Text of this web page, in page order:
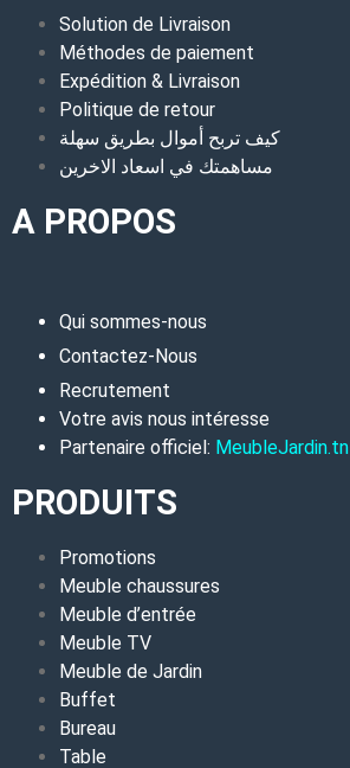
Solution de Livraison
Méthodes de paiement
Expédition & Livraison
Politique de retour
كيف تربح أموال بطريق سهلة
مساهمتك في اسعاد الاخرين
A PROPOS
Qui sommes-nous
Contactez-Nous
Recrutement
Votre avis nous intéresse
Partenaire officiel: MeubleJardin.tn
PRODUITS
Promotions
Meuble chaussures
Meuble d’entrée
Meuble TV
Meuble de Jardin
Buffet
Bureau
Table